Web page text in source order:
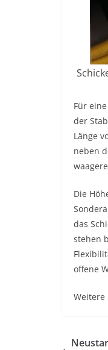
Für
der
Länge
neben
Die
das
stehen
offene
Weitere